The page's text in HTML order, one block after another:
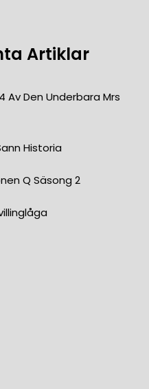
Artiklar
Av Den Underbara Mrs
Historia
Q Säsong 2